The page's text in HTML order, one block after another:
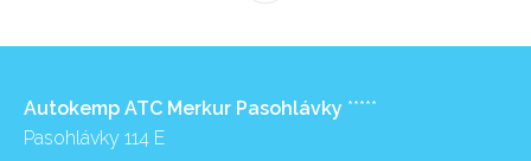
Autokemp ATC Merkur Pasohlávky *****
Pasohlávky 114 E